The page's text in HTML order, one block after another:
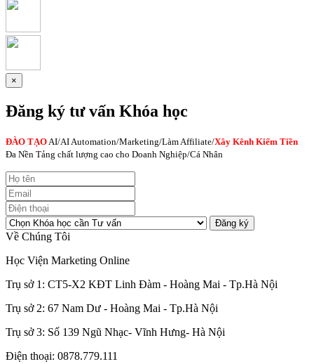
×
Đăng ký tư vấn Khóa học
ĐÀO TẠO AI/AI Automation/Marketing/Làm Affiliate/Xây Kênh Kiếm Tiền
Đa Nền Tảng chất lượng cao cho Doanh Nghiệp/Cá Nhân
Đăng ký
Về Chúng Tôi
Học Viện Marketing Online
Trụ sở 1: CT5-X2 KĐT Linh Đàm - Hoàng Mai - Tp.Hà Nội
Trụ sở 2: 67 Nam Dư - Hoàng Mai - Tp.Hà Nội
Trụ sở 3: Số 139 Ngũ Nhạc- Vĩnh Hưng- Hà Nội
Điện thoại: 0878.779.111